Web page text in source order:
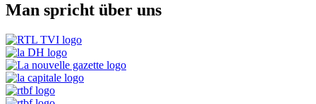
Man spricht über uns